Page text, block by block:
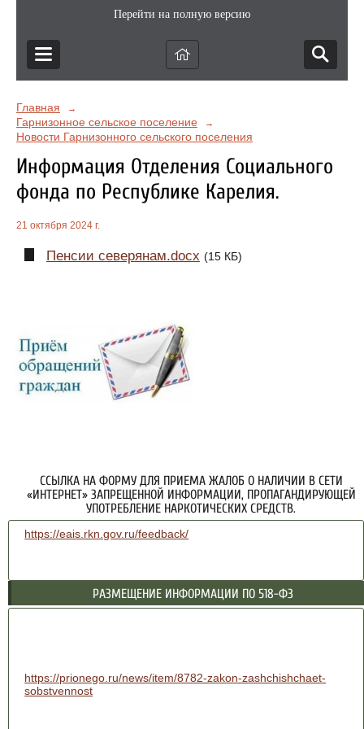
Перейти на полную версию
Главная →
Гарнизонное сельское поселение →
Новости Гарнизонного сельского поселения
Информация Отделения Социального
фонда по Республике Карелия.
21 октября 2024 г.
Пенсии северянам.docx (15 КБ)
ССЫЛКА НА ФОРМУ ДЛЯ ПРИЕМА ЖАЛОБ О НАЛИЧИИ В СЕТИ
«ИНТЕРНЕТ» ЗАПРЕЩЕННОЙ ИНФОРМАЦИИ, ПРОПАГАНДИРУЮЩЕЙ
УПОТРЕБЛЕНИЕ НАРКОТИЧЕСКИХ СРЕДСТВ.
https://eais.rkn.gov.ru/feedback/
РАЗМЕЩЕНИЕ ИНФОРМАЦИИ ПО 518-ФЗ
https://prionego.ru/news/item/8782-zakon-zashchishchaet-
sobstvennost